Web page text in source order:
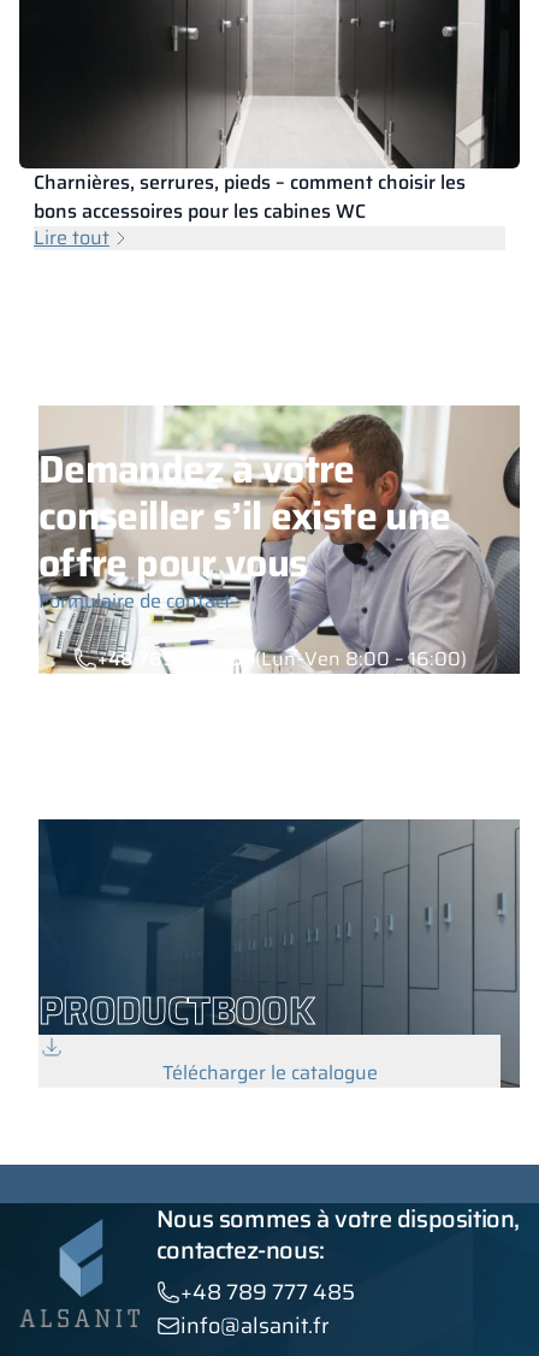
Charnières, serrures, pieds – comment choisir les
bons accessoires pour les cabines WC
Lire tout
Demandez à votre
conseiller s’il existe une
offre pour vous
Formulaire de contact
+48 789 777 485 (Lun–Ven 8:00 – 16:00)
PRODUCTBOOK
Télécharger le catalogue
Nous sommes à votre disposition,
contactez-nous:
+48 789 777 485
info@alsanit.fr